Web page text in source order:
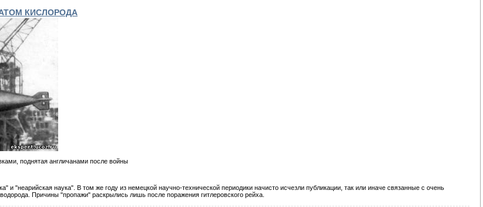
КИСЛОРОДА
поднятая англичанами после войны
и "неарийская наука". В том же году из немецкой научно-технической периодики начисто исчезли публикации, так или иначе связанные с очень
Причины "пропажи" раскрылись лишь после поражения гитлеровского рейха.